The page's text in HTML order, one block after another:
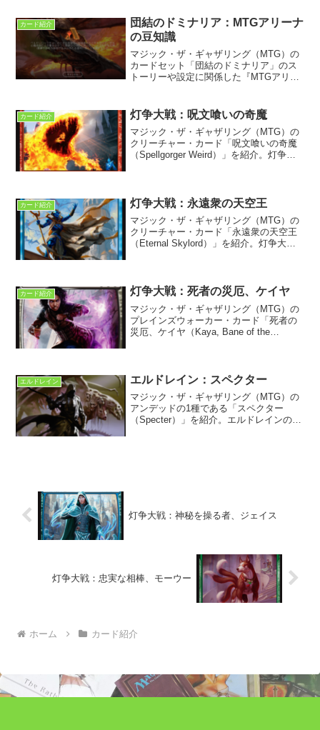
カード紹介
団結のドミナリア：MTGアリーナ
の豆知識
マジック・ザ・ギャザリング（MTG）の
カードセット「団結のドミナリア」のス
トーリーや設定に関係した『MTGアリー
カード紹介 灯争大戦：呪文喰いの奇魔
マジック・ザ・ギャザリング（MTG）の
クリーチャー・カード「呪文喰いの奇魔
（Spellgorger Weird）」を紹介。灯争大
カード紹介 灯争大戦：永遠衆の天空王
マジック・ザ・ギャザリング（MTG）の
クリーチャー・カード「永遠衆の天空王
（Eternal Skylord）」を紹介。灯争大戦
カード紹介 灯争大戦：死者の災厄、ケイヤ
マジック・ザ・ギャザリング（MTG）の
プレインズウォーカー・カード「死者の
災厄、ケイヤ（Kaya, Bane of the
エルドレイン エルドレイン：スペクター
マジック・ザ・ギャザリング（MTG）の
アンデッドの1種である「スペクター
（Specter）」を紹介。エルドレインの王
灯争大戦：神秘を操る者、ジェイス
灯争大戦：忠実な相棒、モーウー
ホーム カード紹介